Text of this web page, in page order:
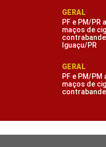
GERAL
PF e PM/PR
maços de
Iguaçu/PR
GERAL
PF e PM/PM
maços de